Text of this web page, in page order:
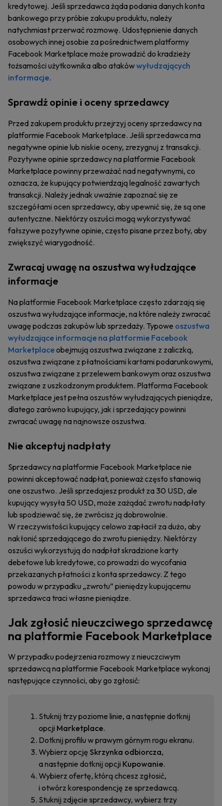
kredytowej. Jeśli sprzedawca żąda podania danych konta
bankowego przy próbie zakupu produktu, należy
natychmiast przerwać rozmowę. Udostępnienie danych
osobowych innej osobie za pośrednictwem platformy
Facebook Marketplace może prowadzić do kradzieży
tożsamości użytkownika albo atakówwyłudzających
informacje.
Sprawdź opinie i oceny sprzedawcy
Przed zakupem produktu przejrzyj oceny sprzedawcy na
platformie Facebook Marketplace. Jeśli sprzedawca ma
negatywne opinie lub niskie oceny, zrezygnuj z transakcji.
Pozytywne opinie sprzedawcy na platformie Facebook
Marketplace powinny przeważać nad negatywnymi, co
oznacza, że kupujący potwierdzają legalność zawartych
transakcji. Należy jednak uważnie zapoznać się ze
szczegółami ocen sprzedawcy, aby upewnić się, że są one
autentyczne. Niektórzy oszuści mogą wykorzystywać
fałszywe pozytywne opinie, często pisane przez boty, aby
zwiększyć wiarygodność.
Zwracaj uwagę na oszustwa wyłudzające
informacje
Na platformie Facebook Marketplace często zdarzają się
oszustwa wyłudzające informacje, na które należy zwracać
uwagę podczas zakupów lub sprzedaży. Typowe oszustwa
wyłudzające informacje na platformie Facebook
Marketplaceobejmują oszustwa związane z zaliczką,
oszustwa związane z płatnościami kartami podarunkowymi,
oszustwa związane z przelewem bankowym oraz oszustwa
związane z uszkodzonym produktem. Platforma Facebook
Marketplace jest pełna oszustów wyłudzających pieniądze,
dlatego zarówno kupujący, jak i sprzedający powinni
zwracać uwagę na najnowsze oszustwa.
Nie akceptuj nadpłaty
Sprzedawcy na platformie Facebook Marketplace nie
powinni akceptować nadpłat, ponieważ często stanowią
one oszustwo. Jeśli sprzedajesz produkt za 30 USD, ale
kupujący wysyła 50 USD, może zażądać zwrotu nadpłaty
lub spodziewać się, że zwrócisz ją dobrowolnie.
W rzeczywistości kupujący celowo zapłacił za dużo, aby
nakłonić sprzedającego do zwrotu pieniędzy. Niektórzy
oszuści wykorzystują do nadpłat skradzione karty
debetowe lub kredytowe, co prowadzi do wycofania
przekazanych płatności z konta sprzedawcy. Z tego
powodu w przypadku „zwrotu” pieniędzy kupującemu
sprzedawca traci własne pieniądze.
Jak zgłosić nieuczciwego sprzedawcę
na platformie Facebook Marketplace
W przypadku podejrzenia rozmowy z nieuczciwym
sprzedawcą na platformie Facebook Marketplace wykonaj
następujące czynności, aby go zgłosić:
Stuknij trzy poziome linie, a następnie dotknij
opcji Marketplace.
Dotknij profilu w prawym górnym rogu ekranu.
Wybierz opcję Skrzynka odbiorcza,
a następnie dotknij opcji Kupowanie.
Wybierz ofertę, którą chcesz zgłosić,
i otwórz korespondencję ze sprzedawcą.
Stuknij zdjęcie sprzedawcy, wybierz trzy